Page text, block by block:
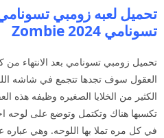
تحميل لعبه زومبي
تسونامي 2024 Zombie
تحميل زومبي تسونامي بعد الانتهاء
العقول سوف تجدها تتجمع في شاشه
الكثير من الخلايا الصغيره وظيفه هذه
تكسبها هناك وتكتمل وتوضع على لوحه
في كل مره تملا بها اللوحه. وهي عباره